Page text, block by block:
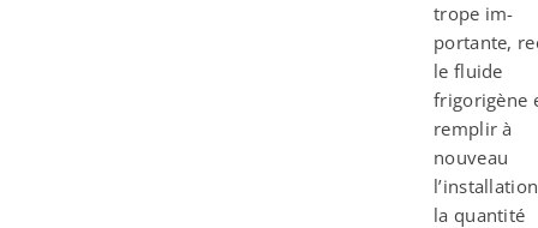
trope im-
portante,
le fluide
frigorigène
remplir à
nouveau
la quantité